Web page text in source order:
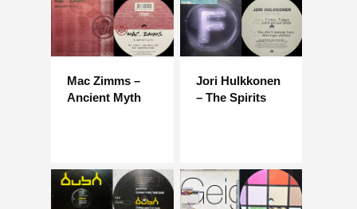
Mac Zimms –
Ancient Myth
Jori Hulkkonen
– The Spirits